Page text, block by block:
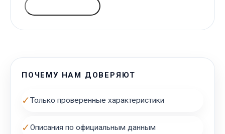
ПОЧЕМУ НАМ ДОВЕРЯЮТ
✓Только проверенные характеристики
✓Описания по официальным данным